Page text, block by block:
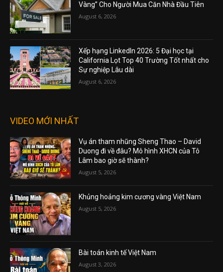
Vàng” Cho Người Mua Căn Nhà Đầu Tiên
August 6, 2026
Xếp hạng LinkedIn 2026: 5 Đại học tại
California Lọt Top 40 Trường Tốt nhất cho
Sự nghiệp Lâu dài
August 6, 2026
VIDEO MỚI NHẤT
Vụ án tham nhũng Sheng Thao – David
Duong đi về đâu? Mô hình XHCN của Tô
Lâm bao giờ sẽ thành?
August 5, 2026
Khủng hoảng kim cương vàng Việt Nam
August 5, 2026
Bài toán kinh tế Việt Nam
August 3, 2026